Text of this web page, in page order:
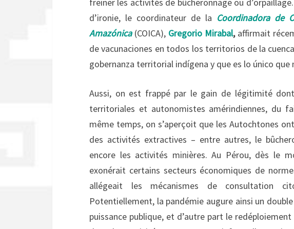
d’ironie, le coordinateur de la Coordinadora de
Amazónica(COICA), Gregorio Mirabal,affirmait
de vacunaciones en todos los territorios de la
gobernanza territorial indígena y que es lo único que
Aussi, on est frappé par le gain de légitimité
territoriales et autonomistes amérindiennes, du
même temps, on s’aperçoit que les Autochtones
des activités extractives – entre autres, le
encore les activités minières. Au Pérou, dès le
exonérait certains secteurs économiques de
allégeait les mécanismes de consultation
Potentiellement, la pandémie augure ainsi un
puissance publique, et d’autre part le